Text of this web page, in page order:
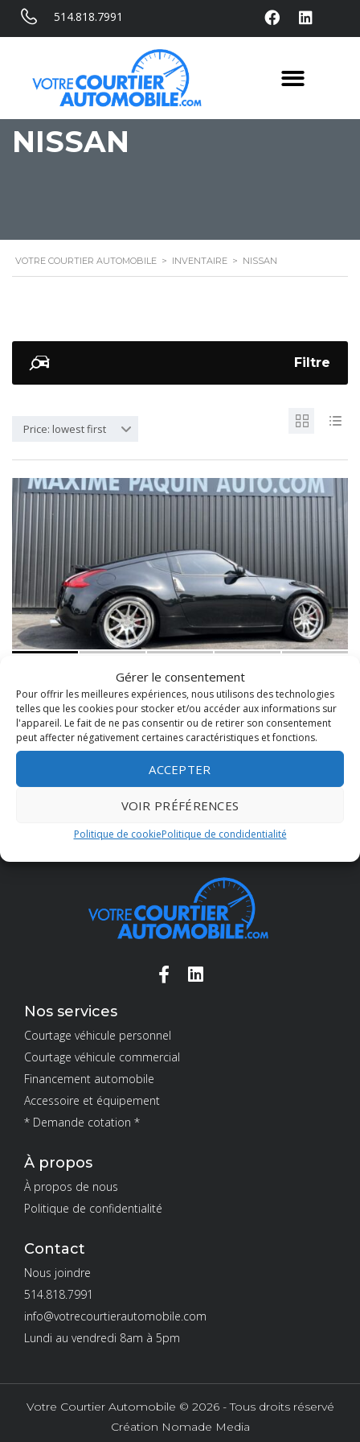
Gérer le consentement
Pour offrir les meilleures expériences, nous utilisons des technologies
telles que les cookies pour stocker et/ou accéder aux informations sur
l'appareil. Le fait de ne pas consentir ou de retirer son consentement
peut affecter négativement certaines caractéristiques et fonctions.
ACCEPTER
VOIR PRÉFÉRENCES
Politique de cookiePolitique de condidentialité
514.818.7991
NISSAN
VOTRE COURTIER AUTOMOBILE > INVENTAIRE > NISSAN
Filtre
Price: lowest first
NISSAN 370Z 2020
Transmission Manuelle 51077 km
Nos services
Courtage véhicule personnel
Courtage véhicule commercial
Financement automobile
Accessoire et équipement
* Demande cotation *
À propos
À propos de nous
Politique de confidentialité
Contact
Nous joindre
514.818.7991
info@votrecourtierautomobile.com
Lundi au vendredi 8am à 5pm
Votre Courtier Automobile © 2026 - Tous droits réservé
Création Nomade Media